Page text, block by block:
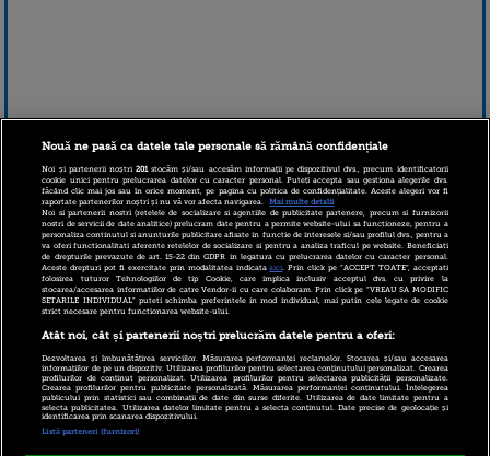
1 decembrie 2016 09:21
Nouă ne pasă ca datele tale personale să rămână confidențiale
Noi și partenerii noștri201stocăm și/sau accesăm informații pe dispozitivul dvs., precum identificatorii
cookie unici pentru prelucrarea datelor cu caracter personal. Puteți accepta sau gestiona alegerile dvs.
făcând clic mai jos sau în orice moment, pe pagina cu politica de confidențialitate. Aceste alegeri vor fi
raportate partenerilor noștri și nu vă vor afecta navigarea.
Mai multe detalii
Noi si partenerii nostri (retelele de socializare si agentiile de publicitate partenere, precum si furnizorii
nostri de servicii de date analitice) prelucram date pentru a permite website-ului sa functioneze, pentru a
personaliza continutul si anunturile publicitare afisate in functie de interesele si/sau profilul dvs., pentru a
va oferi functionalitati aferente retelelor de socializare si pentru a analiza traficul pe website. Beneficiati
de drepturile prevazute de art. 15-22 din GDPR in legatura cu prelucrarea datelor cu caracter personal.
Aceste drepturi pot fi exercitate prin modalitatea indicataaici. Prin click pe “ACCEPT TOATE”, acceptati
folosirea tuturor Tehnologiilor de tip Cookie, care implica inclusiv acceptul dvs. cu privire la
stocarea/accesarea informatiilor de catre Vendor-ii cu care colaboram. Prin click pe “VREAU SA MODIFIC
SETARILE INDIVIDUAL” puteti schimba preferintele in mod individual, mai putin cele legate de cookie
strict necesare pentru functionarea website-ului.
Atât noi, cât și partenerii noștri prelucrăm datele pentru a oferi:
Dezvoltarea și îmbunătățirea serviciilor. Măsurarea performanței reclamelor. Stocarea și/sau accesarea
informațiilor de pe un dispozitiv. Utilizarea profilurilor pentru selectarea conținutului personalizat. Crearea
profilurilor de conținut personalizat. Utilizarea profilurilor pentru selectarea publicității personalizate.
Crearea profilurilor pentru publicitate personalizată. Măsurarea performanței conținutului. Înțelegerea
publicului prin statistici sau combinații de date din surse diferite. Utilizarea de date limitate pentru a
selecta publicitatea. Utilizarea datelor limitate pentru a selecta conținutul. Date precise de geolocație și
identificarea prin scanarea dispozitivului.
Listă parteneri (furnizori)